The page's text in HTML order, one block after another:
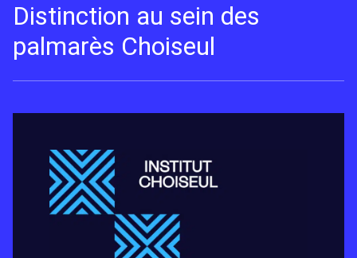
Distinction au sein des
palmarès Choiseul